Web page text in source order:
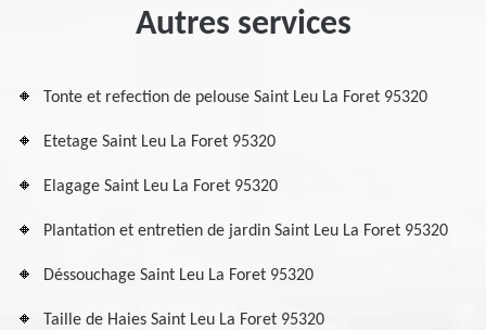
Autres services
Tonte et refection de pelouse Saint Leu La Foret 95320
Etetage Saint Leu La Foret 95320
Elagage Saint Leu La Foret 95320
Plantation et entretien de jardin Saint Leu La Foret 95320
Déssouchage Saint Leu La Foret 95320
Taille de Haies Saint Leu La Foret 95320